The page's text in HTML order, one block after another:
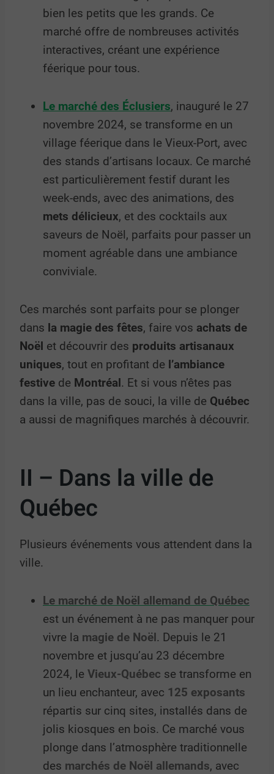
bien les petits que les grands. Ce
marché offre de nombreuses activités
interactives, créant une expérience
féerique pour tous.
Le marché des Éclusiers, inauguré le 27
novembre 2024, se transforme en un
village féerique dans le Vieux-Port, avec
des stands d’artisans locaux. Ce marché
est particulièrement festif durant les
week-ends, avec des animations, des
mets délicieux, et des cocktails aux
saveurs de Noël, parfaits pour passer un
moment agréable dans une ambiance
conviviale.
Ces marchés sont parfaits pour se plonger
dans la magie des fêtes, faire vos achats de
Noël et découvrir des produits artisanaux
uniques, tout en profitant de l’ambiance
festive de Montréal. Et si vous n’êtes pas
dans la ville, pas de souci, la ville de Québec
a aussi de magnifiques marchés à découvrir.
II – Dans la ville de
Québec
Plusieurs événements vous attendent dans la
ville.
Le marché de Noël allemand de Québec
est un événement à ne pas manquer pour
vivre la magie de Noël. Depuis le 21
novembre et jusqu’au 23 décembre
2024, le Vieux-Québec se transforme en
un lieu enchanteur, avec 125 exposants
répartis sur cinq sites, installés dans de
jolis kiosques en bois. Ce marché vous
plonge dans l’atmosphère traditionnelle
des marchés de Noël allemands, avec